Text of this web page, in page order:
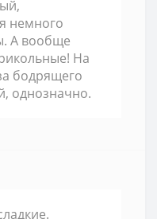
немного
А вообще
На
бодрящего
однозначно.